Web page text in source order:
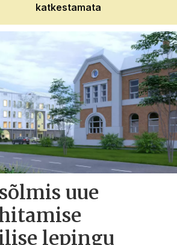
katkestamata
uue
lepingu